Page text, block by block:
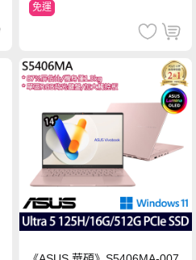
免運